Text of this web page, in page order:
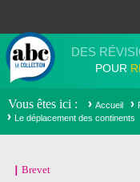
DES
POUR
Vous êtes ici Accueil
Le déplacement des continents
Brevet